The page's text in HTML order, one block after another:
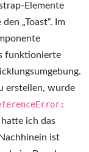
Elemente
„Toast“. Im
funktionierte
erstellen, wurde
ich das
ist